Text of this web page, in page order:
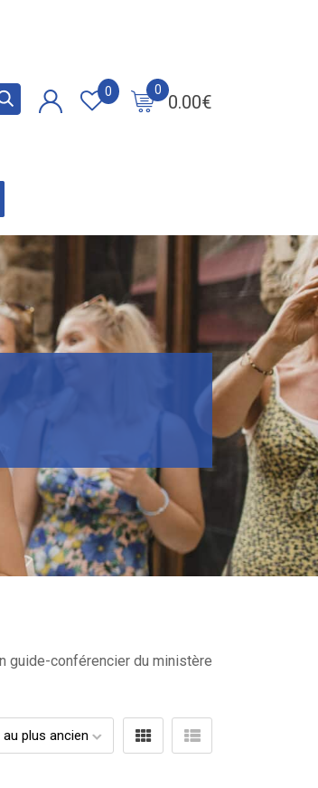
0.00€
0
0
guide-conférencier du ministère